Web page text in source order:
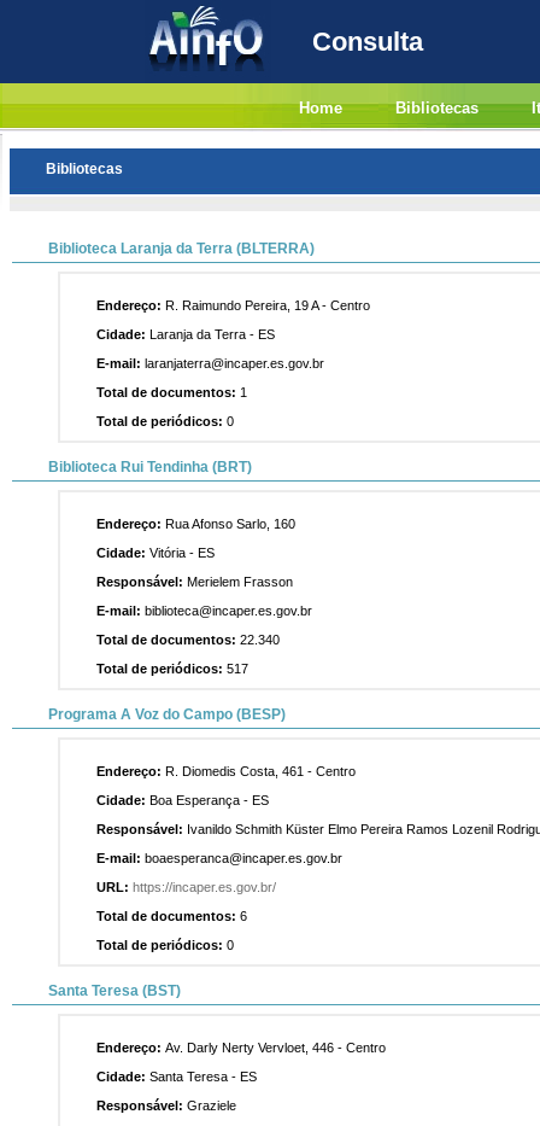
Consulta
Home Bibliotecas
Bibliotecas
Biblioteca Laranja da Terra (BLTERRA)
Endereço: R. Raimundo Pereira, 19 A - Centro
Cidade: Laranja da Terra - ES
E-mail: laranjaterra@incaper.es.gov.br
Total de documentos: 1
Total de periódicos: 0
Biblioteca Rui Tendinha (BRT)
Endereço: Rua Afonso Sarlo, 160
Cidade: Vitória - ES
Responsável: Merielem Frasson
E-mail: biblioteca@incaper.es.gov.br
Total de documentos: 22.340
Total de periódicos: 517
Programa A Voz do Campo (BESP)
Endereço: R. Diomedis Costa, 461 - Centro
Cidade: Boa Esperança - ES
Responsável: Ivanildo Schmith Küster Elmo Pereira Ramos Lozenil
E-mail: boaesperanca@incaper.es.gov.br
URL: https://incaper.es.gov.br/
Total de documentos: 6
Total de periódicos: 0
Santa Teresa (BST)
Endereço: Av. Darly Nerty Vervloet, 446 - Centro
Cidade: Santa Teresa - ES
Responsável: Graziele